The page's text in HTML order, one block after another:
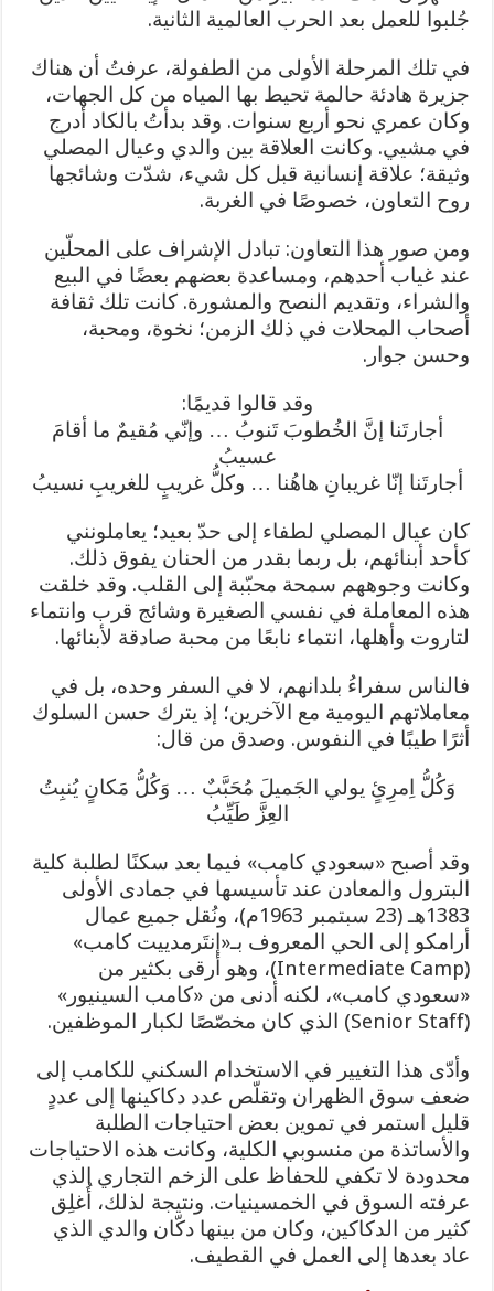
جُلبوا للعمل بعد الحرب العالمية الثانية.
في تلك المرحلة الأولى من الطفولة، عرفتُ أن هناك
جزيرة هادئة حالمة تحيط بها المياه من كل الجهات،
وكان عمري نحو أربع سنوات. وقد بدأتُ بالكاد أدرج
في مشيي. وكانت العلاقة بين والدي وعيال المصلي
وثيقة؛ علاقة إنسانية قبل كل شيء، شدّت وشائجها
روح التعاون، خصوصًا في الغربة.
ومن صور هذا التعاون: تبادل الإشراف على المحلّين
عند غياب أحدهم، ومساعدة بعضهم بعضًا في البيع
والشراء، وتقديم النصح والمشورة. كانت تلك ثقافة
أصحاب المحلات في ذلك الزمن؛ نخوة، ومحبة،
وحسن جوار.
وقد قالوا قديمًا:
أجارتَنا إنَّ الخُطوبَ تَنوبُ … وإنّي مُقيمٌ ما أقامَ
عسيبُ
أجارتَنا إنّا غريبانِ هاهُنا … وكلُّ غريبٍ للغريبِ نسيبُ
كان عيال المصلي لطفاء إلى حدّ بعيد؛ يعاملونني
كأحد أبنائهم، بل ربما بقدر من الحنان يفوق ذلك.
وكانت وجوههم سمحة محبّبة إلى القلب. وقد خلقت
هذه المعاملة في نفسي الصغيرة وشائج قرب وانتماء
لتاروت وأهلها، انتماء نابعًا من محبة صادقة لأبنائها.
فالناس سفراءُ بلدانهم، لا في السفر وحده، بل في
معاملاتهم اليومية مع الآخرين؛ إذ يترك حسن السلوك
أثرًا طيبًا في النفوس. وصدق من قال:
وَكُلُّ اِمرِئٍ يولي الجَميلَ مُحَبَّبٌ … وَكُلُّ مَكانٍ يُنبِتُ
العِزَّ طَيِّبُ
وقد أصبح «سعودي كامب» فيما بعد سكنًا لطلبة كلية
البترول والمعادن عند تأسيسها في جمادى الأولى
1383هـ (23 سبتمبر 1963م)، ونُقل جميع عمال
أرامكو إلى الحي المعروف بـ«إنتَرمدييت كامب»
(Intermediate Camp)، وهو أرقى بكثير من
«سعودي كامب»، لكنه أدنى من «كامب السينيور»
(Senior Staff) الذي كان مخصّصًا لكبار الموظفين.
وأدّى هذا التغيير في الاستخدام السكني للكامب إلى
ضعف سوق الظهران وتقلّص عدد دكاكينها إلى عددٍ
قليل استمر في تموين بعض احتياجات الطلبة
والأساتذة من منسوبي الكلية، وكانت هذه الاحتياجات
محدودة لا تكفي للحفاظ على الزخم التجاري الذي
عرفته السوق في الخمسينيات. ونتيجة لذلك، أُغلِق
كثير من الدكاكين، وكان من بينها دكّان والدي الذي
عاد بعدها إلى العمل في القطيف.